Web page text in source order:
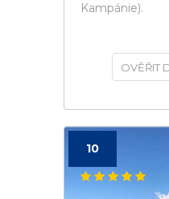
Kampánie).
OVĚŘIT
10